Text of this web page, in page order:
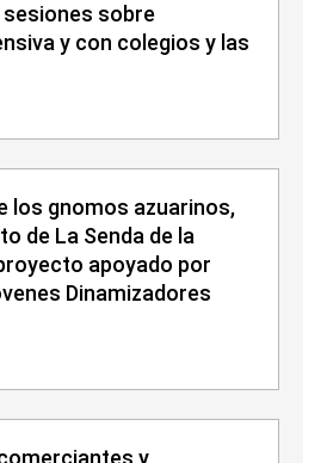
sobre
y con colegios y las
los gnomos azuarinos,
de La Senda de la
apoyado por
Dinamizadores
y